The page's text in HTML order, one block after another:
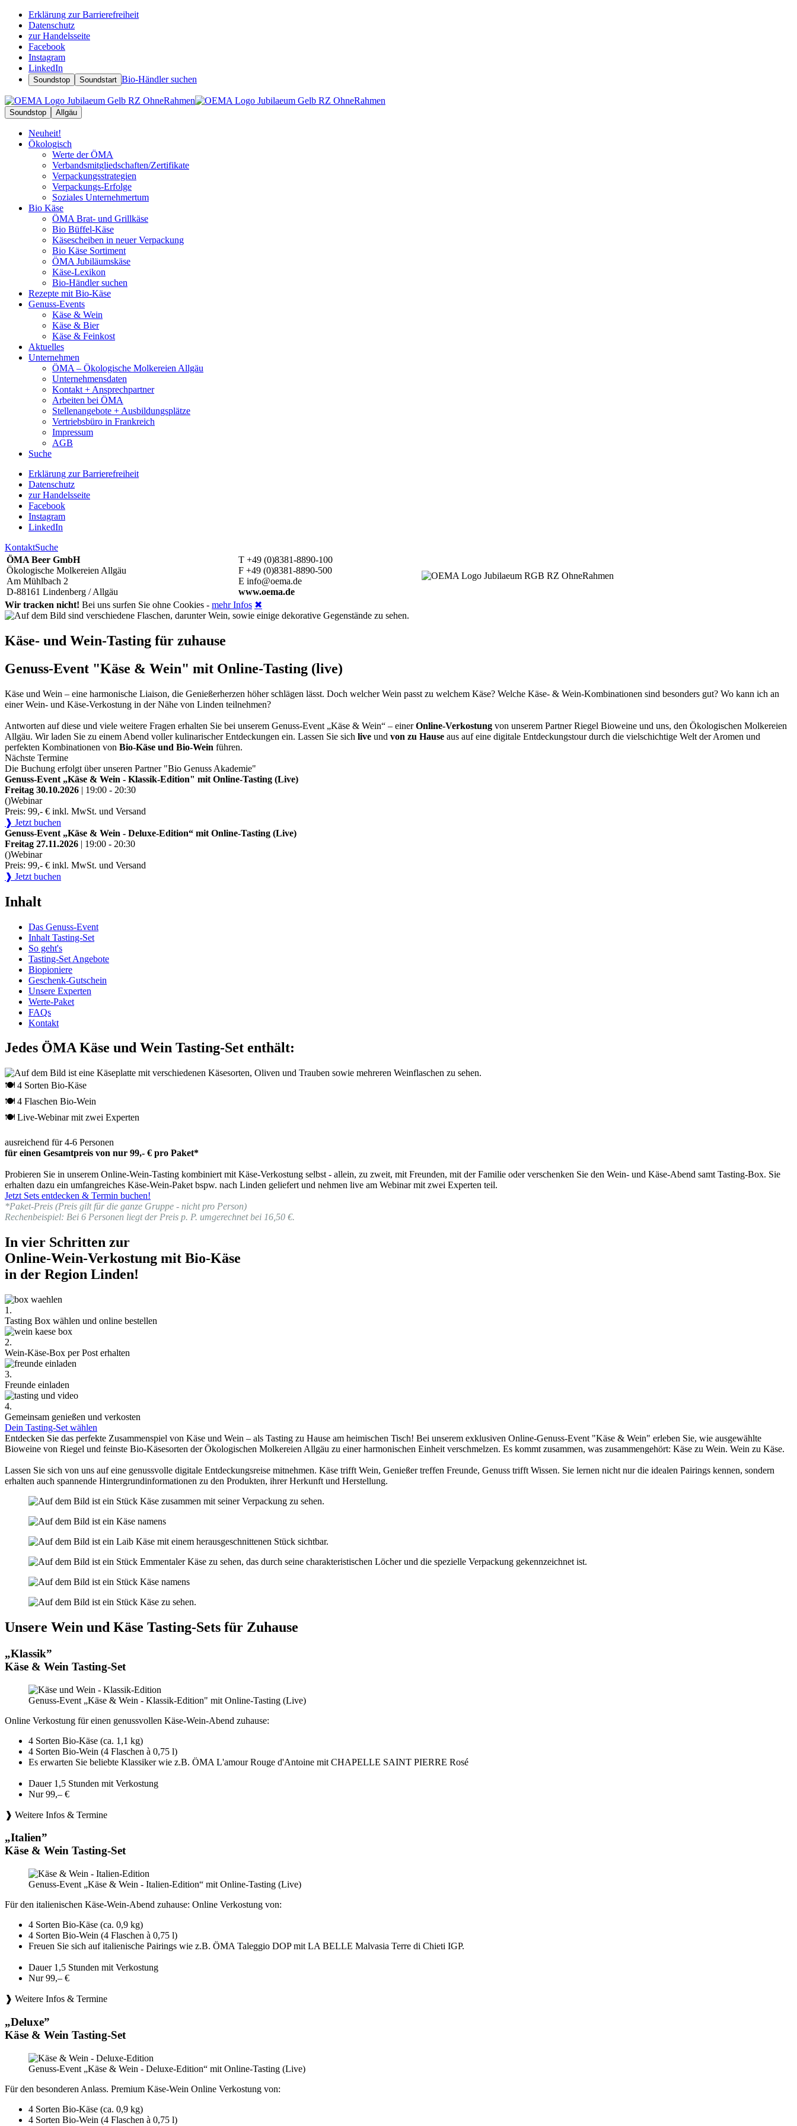
Erklärung zur Barrierefreiheit
Datenschutz
zur Handelsseite
Facebook
Instagram
LinkedIn
Soundstop Soundstart Bio-Händler suchen
Soundstop Allgäu
Neuheit!
Ökologisch
Werte der ÖMA
Verbandsmitgliedschaften/Zertifikate
Verpackungsstrategien
Verpackungs-Erfolge
Soziales Unternehmertum
Bio Käse
ÖMA Brat- und Grillkäse
Bio Büffel-Käse
Käsescheiben in neuer Verpackung
Bio Käse Sortiment
ÖMA Jubiläumskäse
Käse-Lexikon
Bio-Händler suchen
Rezepte mit Bio-Käse
Genuss-Events
Käse & Wein
Käse & Bier
Käse & Feinkost
Aktuelles
Unternehmen
ÖMA – Ökologische Molkereien Allgäu
Unternehmensdaten
Kontakt + Ansprechpartner
Arbeiten bei ÖMA
Stellenangebote + Ausbildungsplätze
Vertriebsbüro in Frankreich
Impressum
AGB
Suche
Erklärung zur Barrierefreiheit
Datenschutz
zur Handelsseite
Facebook
Instagram
LinkedIn
KontaktSuche
ÖMA Beer GmbH
Ökologische Molkereien Allgäu
Am Mühlbach 2
D-88161 Lindenberg / Allgäu
T +49 (0)8381-8890-100
F +49 (0)8381-8890-500
E info@oema.de
www.oema.de
Wir tracken nicht! Bei uns surfen Sie ohne Cookies - mehr Infos ✖
Käse- und Wein-Tasting für zuhause
Genuss-Event "Käse & Wein" mit Online-Tasting (live)
Käse und Wein – eine harmonische Liaison, die Genießerherzen höher schlägen lässt. Doch welcher Wein passt zu welchem Käse? Welche Käse- & Wein-Kombinationen sind besonders gut? Wo kann ich an
einer Wein- und Käse-Verkostung in der Nähe von Linden teilnehmen?
Antworten auf diese und viele weitere Fragen erhalten Sie bei unserem Genuss-Event „Käse & Wein“ – einerOnline-Verkostung von unserem Partner Riegel Bioweine und uns, den Ökologischen Molkereien
Allgäu. Wir laden Sie zu einem Abend voller kulinarischer Entdeckungen ein. Lassen Sie sich live und von zu Hause aus auf eine digitale Entdeckungstour durch die vielschichtige Welt der Aromen und
perfekten Kombinationen von Bio-Käse und Bio-Wein führen.
Nächste Termine
Die Buchung erfolgt über unseren Partner "Bio Genuss Akademie"
Genuss-Event „Käse & Wein - Klassik-Edition" mit Online-Tasting (Live)
Freitag 30.10.2026 | 19:00 - 20:30
()Webinar
Preis: 99,- € inkl. MwSt. und Versand
❱ Jetzt buchen
Genuss-Event „Käse & Wein - Deluxe-Edition“ mit Online-Tasting (Live)
Freitag 27.11.2026 | 19:00 - 20:30
()Webinar
Preis: 99,- € inkl. MwSt. und Versand
❱ Jetzt buchen
Inhalt
Das Genuss-Event
Inhalt Tasting-Set
So geht's
Tasting-Set Angebote
Biopioniere
Geschenk-Gutschein
Unsere Experten
Werte-Paket
FAQs
Kontakt
Jedes ÖMA Käse und Wein Tasting-Set enthält:
🍽 4 Sorten Bio-Käse
🍽 4 Flaschen Bio-Wein
🍽 Live-Webinar mit zwei Experten
ausreichend für 4-6 Personen
für einen Gesamtpreis von nur 99,- € pro Paket*
Probieren Sie in unserem Online-Wein-Tasting kombiniert mit Käse-Verkostung selbst - allein, zu zweit, mit Freunden, mit der Familie oder verschenken Sie den Wein- und Käse-Abend samt Tasting-Box. Sie
erhalten dazu ein umfangreiches Käse-Wein-Paket bspw. nach Linden geliefert und nehmen live am Webinar mit zwei Experten teil.
Jetzt Sets entdecken & Termin buchen!
*Paket-Preis (Preis gilt für die ganze Gruppe - nicht pro Person)
Rechenbeispiel: Bei 6 Personen liegt der Preis p. P. umgerechnet bei 16,50 €.
In vier Schritten zur
Online-Wein-Verkostung mit Bio-Käse
in der Region Linden!
1.
Tasting Box wählen und online bestellen
2.
Wein-Käse-Box per Post erhalten
3.
Freunde einladen
4.
Gemeinsam genießen und verkosten
Dein Tasting-Set wählen
Entdecken Sie das perfekte Zusammenspiel von Käse und Wein – als Tasting zu Hause am heimischen Tisch! Bei unserem exklusiven Online-Genuss-Event "Käse & Wein" erleben Sie, wie ausgewählte
Bioweine von Riegel und feinste Bio-Käsesorten der Ökologischen Molkereien Allgäu zu einer harmonischen Einheit verschmelzen. Es kommt zusammen, was zusammengehört: Käse zu Wein. Wein zu Käse.
Lassen Sie sich von uns auf eine genussvolle digitale Entdeckungsreise mitnehmen. Käse trifft Wein, Genießer treffen Freunde, Genuss trifft Wissen. Sie lernen nicht nur die idealen Pairings kennen, sondern
erhalten auch spannende Hintergrundinformationen zu den Produkten, ihrer Herkunft und Herstellung.
Unsere Wein und Käse Tasting-Sets für Zuhause
„Klassik”
Käse & Wein Tasting-Set
Genuss-Event „Käse & Wein - Klassik-Edition" mit Online-Tasting (Live)
Online Verkostung für einen genussvollen Käse-Wein-Abend zuhause:
4 Sorten Bio-Käse (ca. 1,1 kg)
4 Sorten Bio-Wein (4 Flaschen à 0,75 l)
Es erwarten Sie beliebte Klassiker wie z.B. ÖMA L'amour Rouge d'Antoine mit CHAPELLE SAINT PIERRE Rosé
Dauer 1,5 Stunden mit Verkostung
Nur 99,– €
❱ Weitere Infos & Termine
„Italien”
Käse & Wein Tasting-Set
Genuss-Event „Käse & Wein - Italien-Edition“ mit Online-Tasting (Live)
Für den italienischen Käse-Wein-Abend zuhause: Online Verkostung von:
4 Sorten Bio-Käse (ca. 0,9 kg)
4 Sorten Bio-Wein (4 Flaschen à 0,75 l)
Freuen Sie sich auf italienische Pairings wie z.B. ÖMA Taleggio DOP mit LA BELLE Malvasia Terre di Chieti IGP.
Dauer 1,5 Stunden mit Verkostung
Nur 99,– €
❱ Weitere Infos & Termine
„Deluxe”
Käse & Wein Tasting-Set
Genuss-Event „Käse & Wein - Deluxe-Edition“ mit Online-Tasting (Live)
Für den besonderen Anlass. Premium Käse-Wein Online Verkostung von:
4 Sorten Bio-Käse (ca. 0,9 kg)
4 Sorten Bio-Wein (4 Flaschen à 0,75 l)